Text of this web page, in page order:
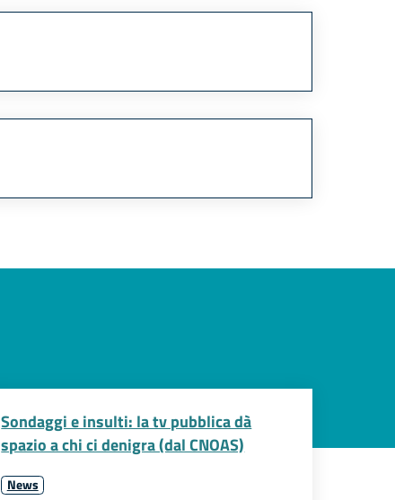
Sondaggi e insulti: la tv pubblica dà
spazio a chi ci denigra (dal CNOAS)
News